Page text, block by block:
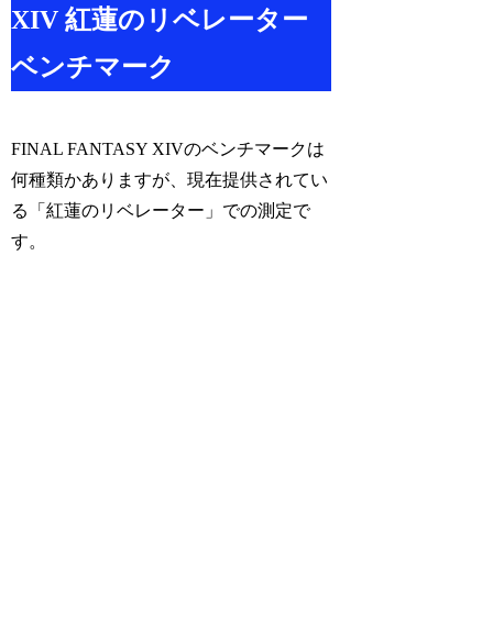
XIV 紅蓮のリベレーター
ベンチマーク
FINAL FANTASY XIVのベンチマークは
何種類かありますが、現在提供されてい
る「紅蓮のリベレーター」での測定で
す。